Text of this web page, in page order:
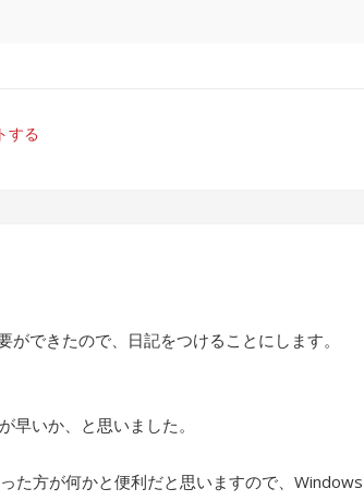
する
できたので、日記をつけることにします。
早いか、と思いました。
た方が何かと便利だと思いますので、Windows